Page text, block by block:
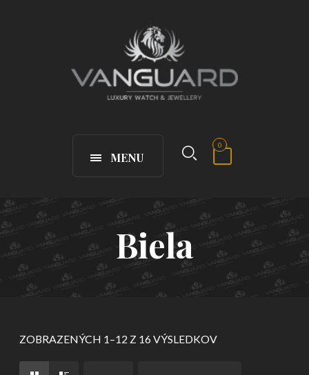
MENU
0
Biela
ZOBRAZENÝCH 1–12 Z 16 VÝSLEDKOV